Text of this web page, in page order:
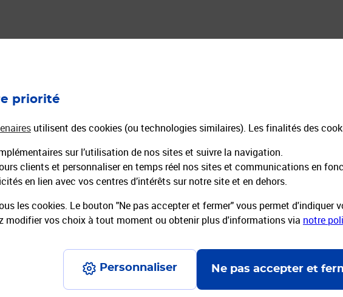
priorité
utilisent des cookies (ou technologies similaires). Les finalités des
sur l’utilisation de nos sites et suivre la navigation.
clients et personnaliser en temps réel nos sites et communications en
en lien avec vos centres d’intérêts sur notre site et en dehors.
les cookies. Le bouton "Ne pas accepter et fermer" vous permet d'indiquer
modifier vos choix à tout moment ou obtenir plus d'informations via notre
Personnaliser Ne pas accepter et
en Ligne
en Ligne
préaffranchies
Envoyer un Colissimo
La Poste Pro Expéditions
Emballages préaffranchis
Conditions contractuelles Charte d’engagement Charte d'accessibilité